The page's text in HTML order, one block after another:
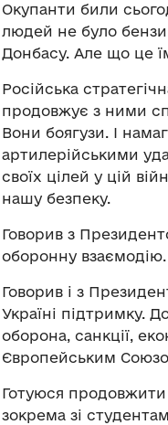
Окупанти били
людей не було
Донбасу. Але що це
Російська
продовжує з ними
Вони боягузи. І
артилерійськими
своїх цілей у цій
нашу безпеку.
Говорив з
оборонну взаємодію.
Говорив і з
Україні підтримку.
оборона, санкції,
Європейським
Готуюся продовжити
зокрема зі